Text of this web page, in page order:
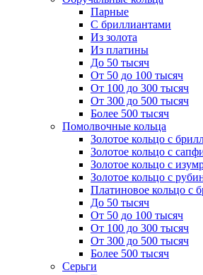
Парные
С бриллиантами
Из золота
Из платины
До 50 тысяч
От 50 до 100 тысяч
От 100 до 300 тысяч
От 300 до 500 тысяч
Более 500 тысяч
Помолвочные кольца
Золотое кольцо с
Золотое кольцо с
Золотое кольцо с
Золотое кольцо с
Платиновое кольцо с
До 50 тысяч
От 50 до 100 тысяч
От 100 до 300 тысяч
От 300 до 500 тысяч
Более 500 тысяч
Серьги